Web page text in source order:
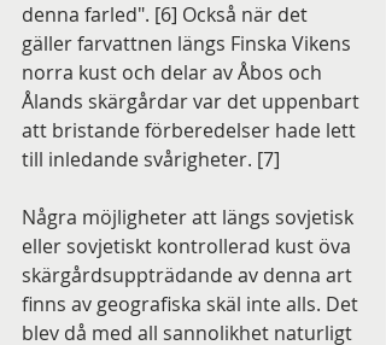
denna farled". [6] Också när det
gäller farvattnen längs Finska Vikens
norra kust och delar av Åbos och
Ålands skärgårdar var det uppenbart
att bristande förberedelser hade lett
till inledande svårigheter. [7]
Några möjligheter att längs sovjetisk
eller sovjetiskt kontrollerad kust öva
skärgårdsuppträdande av denna art
finns av geografiska skäl inte alls. Det
blev då med all sannolikhet naturligt